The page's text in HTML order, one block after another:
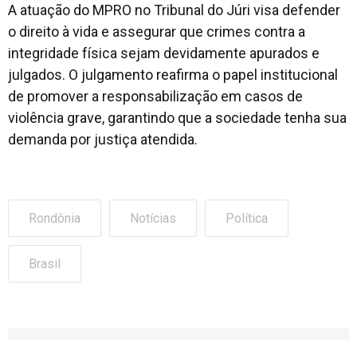
A atuação do MPRO no Tribunal do Júri visa defender
o direito à vida e assegurar que crimes contra a
integridade física sejam devidamente apurados e
julgados. O julgamento reafirma o papel institucional
de promover a responsabilização em casos de
violência grave, garantindo que a sociedade tenha sua
demanda por justiça atendida.
Rondônia Notícias Política
Brasil